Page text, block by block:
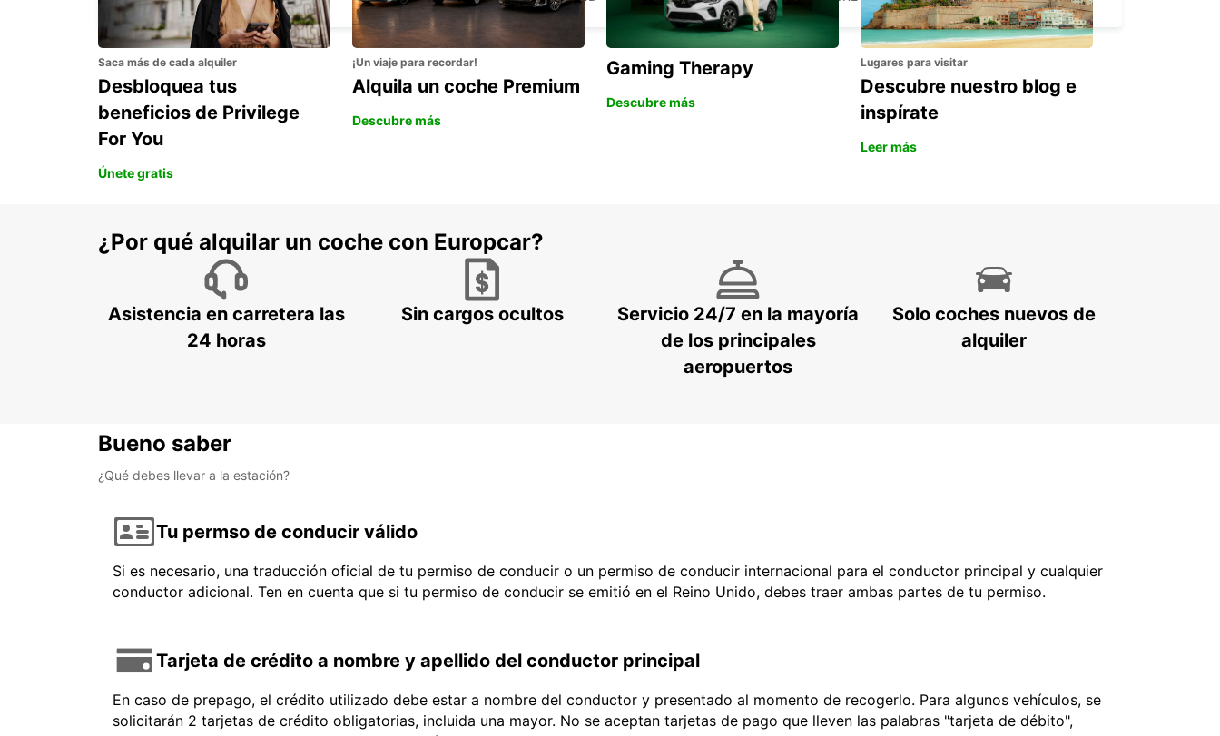
Saca más de cada alquiler
Desbloquea tus
beneficios de Privilege
For You
Únete gratis
¡Un viaje para recordar!
Alquila un coche Premium
Descubre más
Gaming Therapy
Descubre más
Lugares para visitar
Descubre nuestro blog e
inspírate
Leer más
¿Por qué alquilar un coche con Europcar?
Asistencia en carretera las
24 horas
Sin cargos ocultos
Servicio 24/7 en la mayoría
de los principales
aeropuertos
Solo coches nuevos de
alquiler
Bueno saber
¿Qué debes llevar a la estación?
Tu permso de conducir válido
Si es necesario, una traducción oficial de tu permiso de conducir o un permiso de conducir internacional para el conductor principal y cualquier
conductor adicional. Ten en cuenta que si tu permiso de conducir se emitió en el Reino Unido, debes traer ambas partes de tu permiso.
Tarjeta de crédito a nombre y apellido del conductor principal
En caso de prepago, el crédito utilizado debe estar a nombre del conductor y presentado al momento de recogerlo. Para algunos vehículos, se
solicitarán 2 tarjetas de crédito obligatorias, incluida una mayor. No se aceptan tarjetas de pago que lleven las palabras "tarjeta de débito",